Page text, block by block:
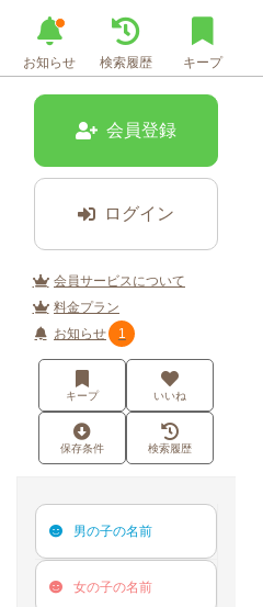
お知らせ 検索履歴 キープ
会員登録
ログイン
会員サービスについて
料金プラン
お知らせ
1
キープ いいね
保存条件 検索履歴
男の子の名前
女の子の名前